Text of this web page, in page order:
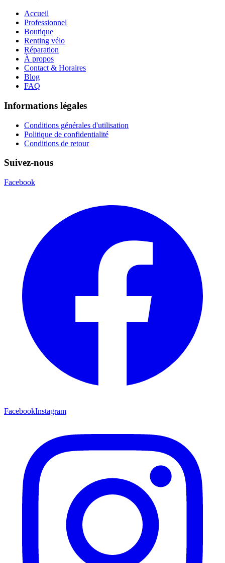
Accueil
Professionnel
Boutique
Renting vélo
Réparation
À propos
Contact & Horaires
Blog
FAQ
Informations légales
Conditions générales d'utilisation
Politique de confidentialité
Conditions de retour
Suivez-nous
Facebook
FacebookInstagram